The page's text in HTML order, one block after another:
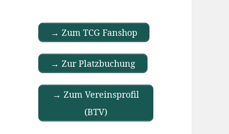
→ Zum TCG Fanshop
→ Zur Platzbuchung
→ Zum Vereinsprofil
(BTV)